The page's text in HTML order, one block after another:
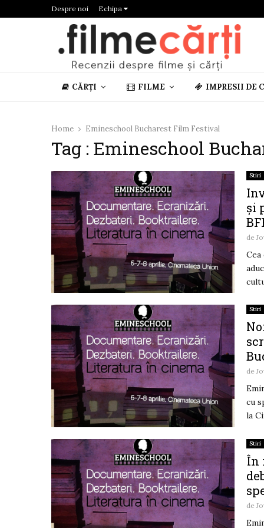
Despre noi Echipa
CĂRȚI FILME IMPRESII DE
Home Emineschool Bucharest Film Festival
Tag : Emineschool
Stiri
și
de
Stiri
de
cu
la
Stiri
În
de